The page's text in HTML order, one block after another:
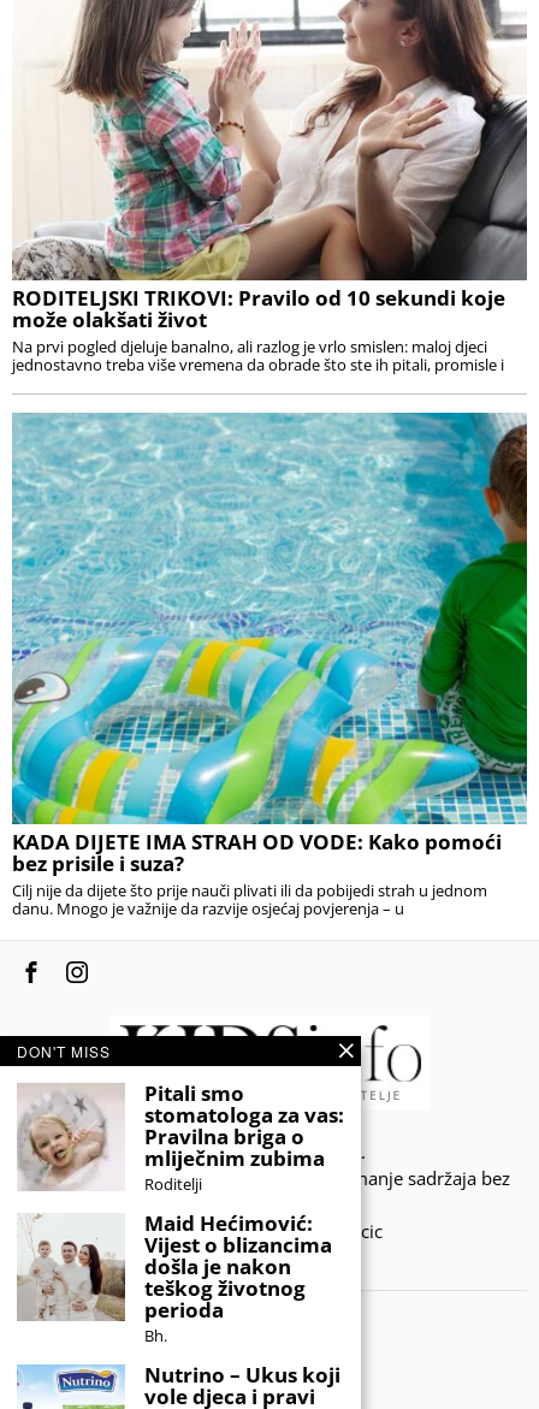
RODITELJSKI TRIKOVI: Pravilo od 10 sekundi koje
može olakšati život
Na prvi pogled djeluje banalno, ali razlog je vrlo smislen: maloj djeci
jednostavno treba više vremena da obrade što ste ih pitali, promisle i
KADA DIJETE IMA STRAH OD VODE: Kako pomoći
bez prisile i suza?
Cilj nije da dijete što prije nauči plivati ili da pobijedi strah u jednom
danu. Mnogo je važnije da razvije osjećaj povjerenja – u
© 2020 - KIDSINFO.BA.
Sva prava zadržana. Zabranjeno preuzimanje sadržaja bez
Developed by Amar SIjercic
IZAŠAO JE NOVI MAGAZIN!
DON'T MISS
Pitali smo
stomatologa za vas:
Pravilna briga o
mliječnim zubima
Roditelji
Maid Hećimović:
Vijest o blizancima
došla je nakon
teškog životnog
perioda
Bh.
Nutrino – Ukus koji
vole djeca i pravi